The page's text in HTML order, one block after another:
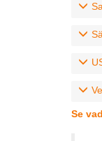
Se